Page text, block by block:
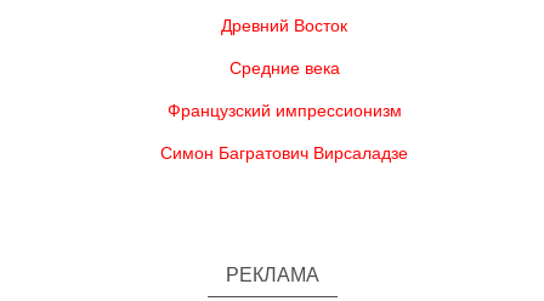
Древний Восток
Средние века
Французский импрессионизм
Симон Багратович Вирсаладзе
РЕКЛАМА